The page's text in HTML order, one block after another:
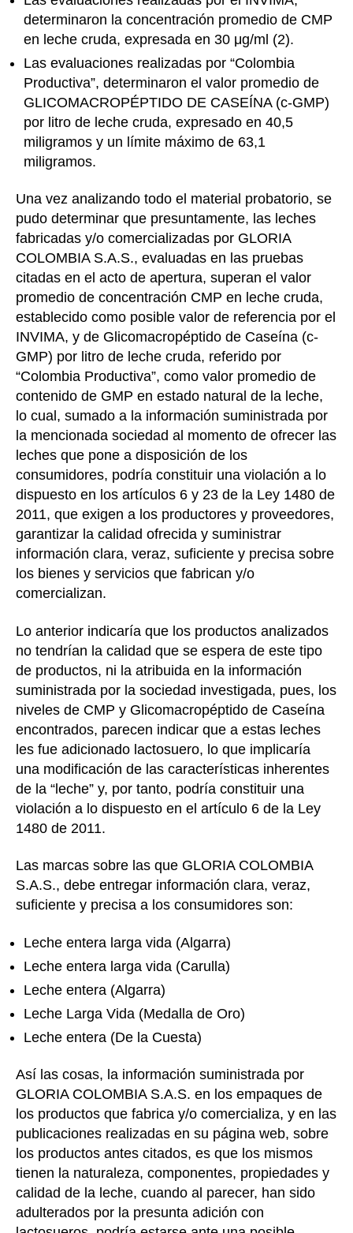
determinaron la concentración promedio de CMP
en leche cruda, expresada en 30 μg/ml (2).
Las evaluaciones realizadas por “Colombia
Productiva”, determinaron el valor promedio de
GLICOMACROPÉPTIDO DE CASEÍNA (c-GMP)
por litro de leche cruda, expresado en 40,5
miligramos y un límite máximo de 63,1
miligramos.
Una vez analizando todo el material probatorio, se
pudo determinar que presuntamente, las leches
fabricadas y/o comercializadas por GLORIA
COLOMBIA S.A.S., evaluadas en las pruebas
citadas en el acto de apertura, superan el valor
promedio de concentración CMP en leche cruda,
establecido como posible valor de referencia por el
INVIMA, y de Glicomacropéptido de Caseína (c-
GMP) por litro de leche cruda, referido por
“Colombia Productiva”, como valor promedio de
contenido de GMP en estado natural de la leche,
lo cual, sumado a la información suministrada por
la mencionada sociedad al momento de ofrecer las
leches que pone a disposición de los
consumidores, podría constituir una violación a lo
dispuesto en los artículos 6 y 23 de la Ley 1480 de
2011, que exigen a los productores y proveedores,
garantizar la calidad ofrecida y suministrar
información clara, veraz, suficiente y precisa sobre
los bienes y servicios que fabrican y/o
comercializan.
Lo anterior indicaría que los productos analizados
no tendrían la calidad que se espera de este tipo
de productos, ni la atribuida en la información
suministrada por la sociedad investigada, pues, los
niveles de CMP y Glicomacropéptido de Caseína
encontrados, parecen indicar que a estas leches
les fue adicionado lactosuero, lo que implicaría
una modificación de las características inherentes
de la “leche” y, por tanto, podría constituir una
violación a lo dispuesto en el artículo 6 de la Ley
1480 de 2011.
Las marcas sobre las que GLORIA COLOMBIA
S.A.S., debe entregar información clara, veraz,
suficiente y precisa a los consumidores son:
Leche entera larga vida (Algarra)
Leche entera larga vida (Carulla)
Leche entera (Algarra)
Leche Larga Vida (Medalla de Oro)
Leche entera (De la Cuesta)
Así las cosas, la información suministrada por
GLORIA COLOMBIA S.A.S. en los empaques de
los productos que fabrica y/o comercializa, y en las
publicaciones realizadas en su página web, sobre
los productos antes citados, es que los mismos
tienen la naturaleza, componentes, propiedades y
calidad de la leche, cuando al parecer, han sido
adulterados por la presunta adición con